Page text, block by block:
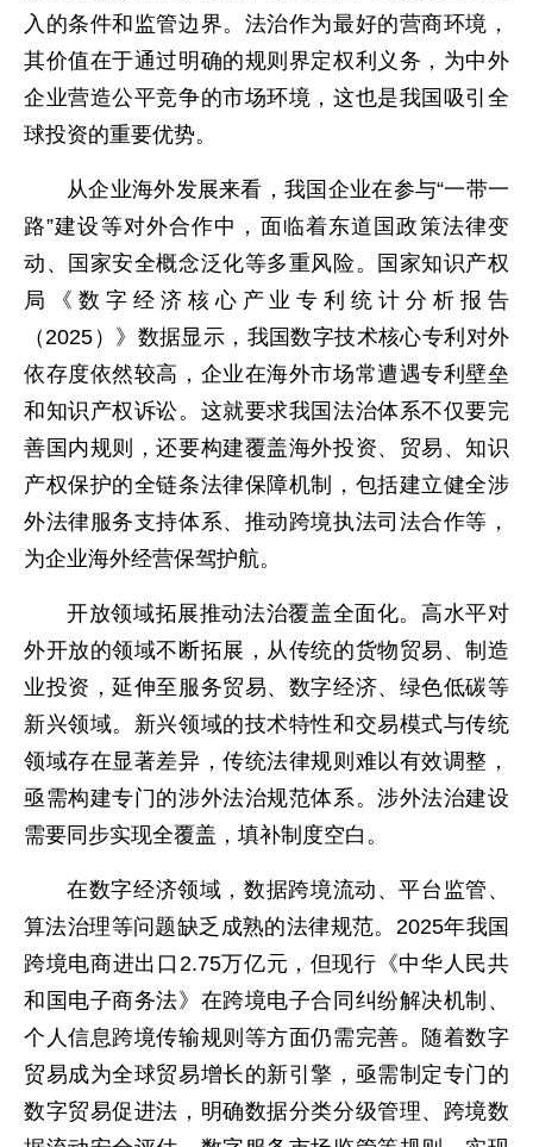
入的条件和监管边界。法治作为最好的营商环境，
其价值在于通过明确的规则界定权利义务，为中外
企业营造公平竞争的市场环境，这也是我国吸引全
球投资的重要优势。
从企业海外发展来看，我国企业在参与“一带一
路”建设等对外合作中，面临着东道国政策法律变
动、国家安全概念泛化等多重风险。国家知识产权
局《数字经济核心产业专利统计分析报告
（2025）》数据显示，我国数字技术核心专利对外
依存度依然较高，企业在海外市场常遭遇专利壁垒
和知识产权诉讼。这就要求我国法治体系不仅要完
善国内规则，还要构建覆盖海外投资、贸易、知识
产权保护的全链条法律保障机制，包括建立健全涉
外法律服务支持体系、推动跨境执法司法合作等，
为企业海外经营保驾护航。
开放领域拓展推动法治覆盖全面化。高水平对
外开放的领域不断拓展，从传统的货物贸易、制造
业投资，延伸至服务贸易、数字经济、绿色低碳等
新兴领域。新兴领域的技术特性和交易模式与传统
领域存在显著差异，传统法律规则难以有效调整，
亟需构建专门的涉外法治规范体系。涉外法治建设
需要同步实现全覆盖，填补制度空白。
在数字经济领域，数据跨境流动、平台监管、
算法治理等问题缺乏成熟的法律规范。2025年我国
跨境电商进出口2.75万亿元，但现行《中华人民共
和国电子商务法》在跨境电子合同纠纷解决机制、
个人信息跨境传输规则等方面仍需完善。随着数字
贸易成为全球贸易增长的新引擎，亟需制定专门的
数字贸易促进法，明确数据分类分级管理、跨境数